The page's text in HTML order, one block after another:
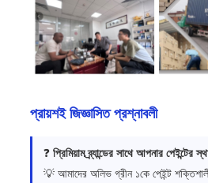
প্রায়শই জিজ্ঞাসিত প্রশ্নাবলী
❓ প্রিমিয়াম ব্র্যান্ডের সাথে আপনার পেইন্টের
💡 আমাদের অলিভ গ্রীন ১কে পেইন্ট